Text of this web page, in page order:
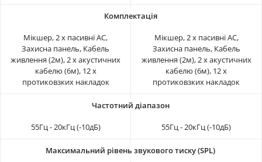
Мікшер, 2 х пасивні АС,
Захисна панель, Кабель
живлення (2м), 2 x акустичних
кабелю (6м), 12 x
протиковзких накладок
Мікшер, 2 х пасивні АС,
Захисна панель, Кабель
живлення (2м), 2 x акустичних
кабелю (6м), 12 x
протиковзких накладок
55Гц - 20кГц (-10дБ) 55Гц - 20кГц (-10дБ)